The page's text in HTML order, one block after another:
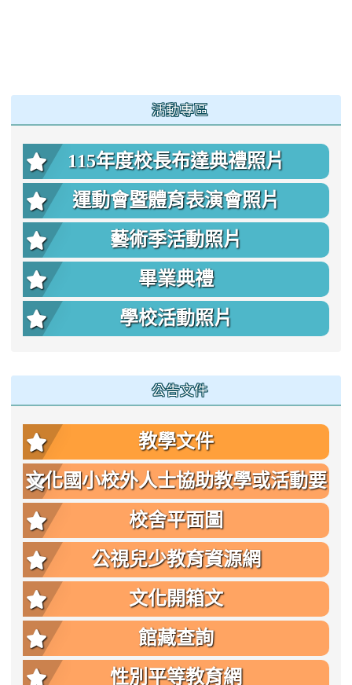
活動專區
115年度校長布達典禮照片
運動會暨體育表演會照片
藝術季活動照片
畢業典禮
學校活動照片
公告文件
教學文件
文化國小校外人士協助教學或活動要
點
校舍平面圖
公視兒少教育資源網
文化開箱文
館藏查詢
性別平等教育網